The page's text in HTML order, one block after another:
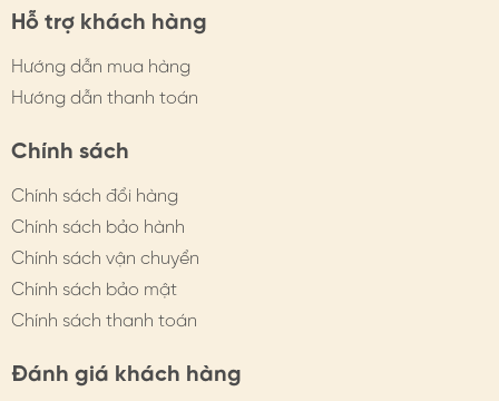
Hỗ trợ khách hàng
Hướng dẫn mua hàng
Hướng dẫn thanh toán
Chính sách
Chính sách đổi hàng
Chính sách bảo hành
Chính sách vận chuyển
Chính sách bảo mật
Chính sách thanh toán
Đánh giá khách hàng